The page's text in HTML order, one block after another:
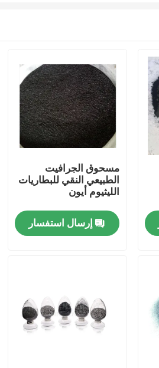
مسحوق الجرافيت
الطبيعي النقي للبطاريات
الليثيوم أيون
إرسال استفسار